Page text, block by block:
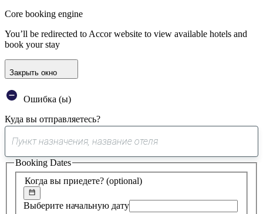
Core booking engine
You’ll be redirected to Accor website to view available hotels and
book your stay
Закрыть окно
Ошибка (ы)
Куда вы отправляетесь?
0
предложение
найдено
Когда вы приедете? (optional)
Выберите начальную дату
Booking Dates